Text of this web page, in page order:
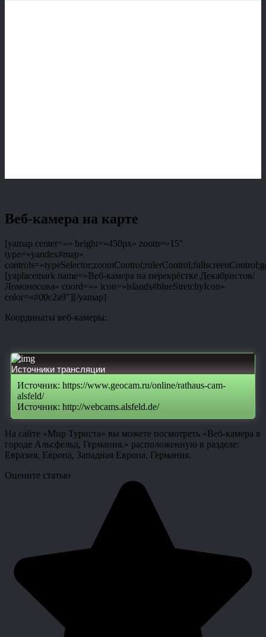
Веб-камера на карте
[yamap center=»» height=»450px» zoom=»15″
type=»yandex#map»
[yaplacemark name=»Веб-камера на перекрёстке Декабристов/
Ломоносова» coord=»» icon=»islands#blueStretchyIcon»
color=»#00c2a9″][/yamap]
Координаты веб-камеры:
Источники трансляции
Источник: https://www.geocam.ru/online/rathaus-cam-
alsfeld/
Источник: http://webcams.alsfeld.de/
На сайте «Мир Туриста» вы можете посмотреть «Веб-камера в
городе Альсфельд, Германия.» расположенную в разделе:
Евразия, Европа, Западная Европа, Германия.
Оцените статью